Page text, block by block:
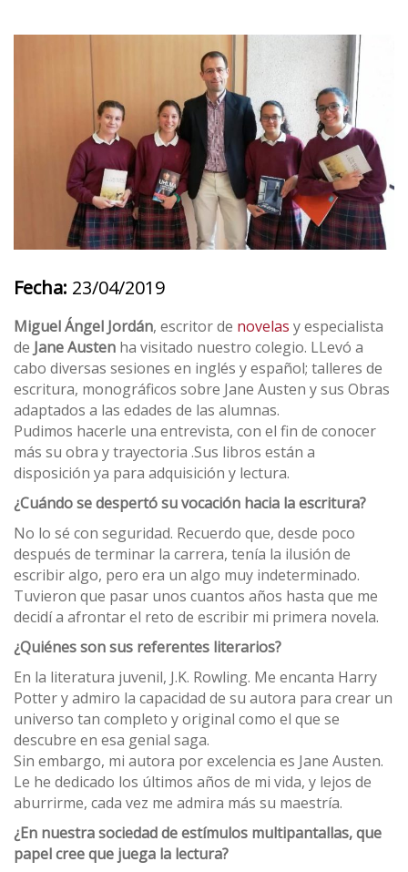
Fecha: 23/04/2019
Miguel Ángel Jordán, escritor de novelas y especialista
de Jane Austen ha visitado nuestro colegio. LLevó a
cabo diversas sesiones en inglés y español; talleres de
escritura, monográficos sobre Jane Austen y sus Obras
adaptados a las edades de las alumnas.
Pudimos hacerle una entrevista, con el fin de conocer
más su obra y trayectoria .Sus libros están a
disposición ya para adquisición y lectura.
¿Cuándo se despertó su vocación hacia la escritura?
No lo sé con seguridad. Recuerdo que, desde poco
después de terminar la carrera, tenía la ilusión de
escribir algo, pero era un algo muy indeterminado.
Tuvieron que pasar unos cuantos años hasta que me
decidí a afrontar el reto de escribir mi primera novela.
¿Quiénes son sus referentes literarios?
En la literatura juvenil, J.K. Rowling. Me encanta Harry
Potter y admiro la capacidad de su autora para crear un
universo tan completo y original como el que se
descubre en esa genial saga.
Sin embargo, mi autora por excelencia es Jane Austen.
Le he dedicado los últimos años de mi vida, y lejos de
aburrirme, cada vez me admira más su maestría.
¿En nuestra sociedad de estímulos multipantallas, que
papel cree que juega la lectura?